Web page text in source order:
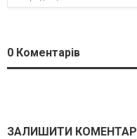
0 Коментарів
ЗАЛИШИТИ КОМЕНТАР